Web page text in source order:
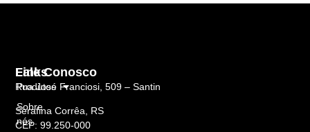
Links
Produtos
Sobre
nós
Fale Conosco
Rua José Franciosi, 509 – Santin
Serafina Corrêa, RS
CEP: 99.250-000